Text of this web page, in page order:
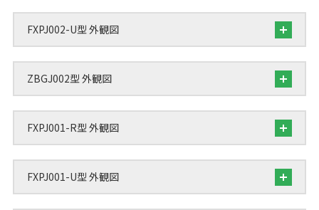
FXPJ002-U型 外観図
ZBGJ002型 外観図
FXPJ001-R型 外観図
FXPJ001-U型 外観図